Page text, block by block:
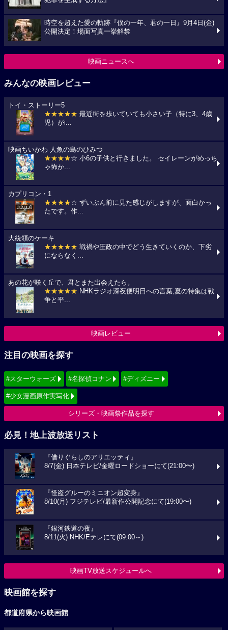
時空を超えた愛の軌跡『僕の一年、君の一日』9月4日(金)
公開決定！場面写真一挙解禁
映画ニュースへ
みんなの映画レビュー
トイ・ストーリー5
★★★★★ 最近街を歩いていても小さい子（特に3、4歳
児）がi...
映画ちいかわ 人魚の島のひみつ
★★★★☆ 小6の子供と行きました。 セイレーンがめっち
ゃ怖か...
カプリコン・1
★★★★☆ ずいぶん前に見た感じがしますが、面白かっ
たです。作...
大統領のケーキ
★★★★★ 戦禍や圧政の中でどう生きていくのか、下劣
にならなく...
あの花が咲く丘で、君とまた出会えたら。
★★★★★ NHKラジオ深夜便明日への言葉,夏の特集は戦
争と平...
映画レビュー
注目の映画を探す
#スターウォーズ #名探偵コナン #ディズニー
#少女漫画原作実写化
シリーズ・映画祭作品を探す
必見！地上波放送リスト
『借りぐらしのアリエッティ』
8/7(金) 日本テレビ/金曜ロードショーにて(21:00〜)
『怪盗グルーのミニオン超変身』
8/10(月) フジテレビ/最新作公開記念にて(19:00〜)
『銀河鉄道の夜』
8/11(火) NHK/Eテレにて(09:00～)
映画TV放送スケジュールへ
映画館を探す
都道府県から映画館